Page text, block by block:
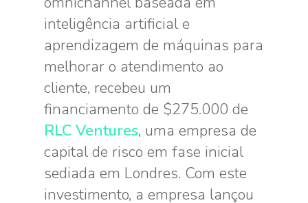
inteligência artificial e
aprendizagem de máquinas para
melhorar o atendimento ao
cliente, recebeu um
financiamento de $275.000 de
RLC Ventures, uma empresa de
capital de risco em fase inicial
sediada em Londres. Com este
investimento, a empresa lançou